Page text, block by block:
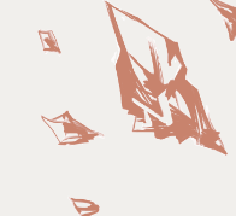
Final
Fantasy
Ring
Panneau de gestion des cookies